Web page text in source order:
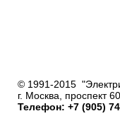
© 1991-2015
г. Москва, проспект
Телефон: +7 (905)